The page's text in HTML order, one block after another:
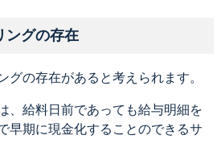
グの存在
グの存在があると考えられます。
、給料日前であっても給与明細を
早期に現金化することのできるサ